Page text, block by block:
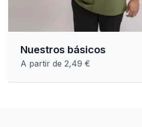
Nuestros básicos
A partir de 2,49 €